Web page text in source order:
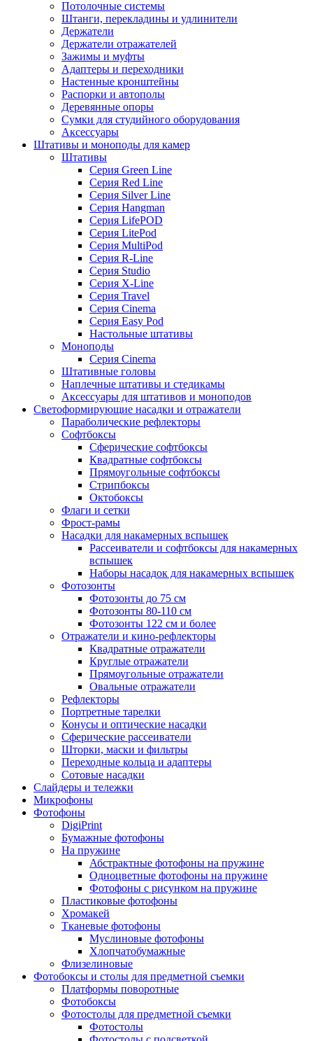
Потолочные системы
Штанги, перекладины и удлинители
Держатели
Держатели отражателей
Зажимы и муфты
Адаптеры и переходники
Настенные кронштейны
Распорки и автополы
Деревянные опоры
Сумки для студийного оборудования
Аксессуары
Штативы и моноподы для камер
Штативы
Серия Green Line
Серия Red Line
Серия Silver Line
Серия Hangman
Серия LifePOD
Серия LitePod
Серия MultiPod
Серия R-Line
Серия Studio
Серия X-Line
Серия Travel
Серия Cinema
Серия Easy Pod
Настольные штативы
Моноподы
Серия Cinema
Штативные головы
Наплечные штативы и стедикамы
Аксессуары для штативов и моноподов
Светоформирующие насадки и отражатели
Параболические рефлекторы
Софтбоксы
Сферические софтбоксы
Квадратные софтбоксы
Прямоугольные софтбоксы
Стрипбоксы
Октобоксы
Флаги и сетки
Фрост-рамы
Насадки для накамерных вспышек
Рассеиватели и софтбоксы для накамерных
вспышек
Наборы насадок для накамерных вспышек
Фотозонты
Фотозонты до 75 см
Фотозонты 80-110 см
Фотозонты 122 см и более
Отражатели и кино-рефлекторы
Квадратные отражатели
Круглые отражатели
Прямоугольные отражатели
Овальные отражатели
Рефлекторы
Портретные тарелки
Конусы и оптические насадки
Сферические рассеиватели
Шторки, маски и фильтры
Переходные кольца и адаптеры
Сотовые насадки
Слайдеры и тележки
Микрофоны
Фотофоны
DigiPrint
Бумажные фотофоны
На пружине
Абстрактные фотофоны на пружине
Одноцветные фотофоны на пружине
Фотофоны с рисунком на пружине
Пластиковые фотофоны
Хромакей
Тканевые фотофоны
Муслиновые фотофоны
Хлопчатобумажные
Флизелиновые
Фотобоксы и столы для предметной съемки
Платформы поворотные
Фотобоксы
Фотостолы для предметной съемки
Фотостолы